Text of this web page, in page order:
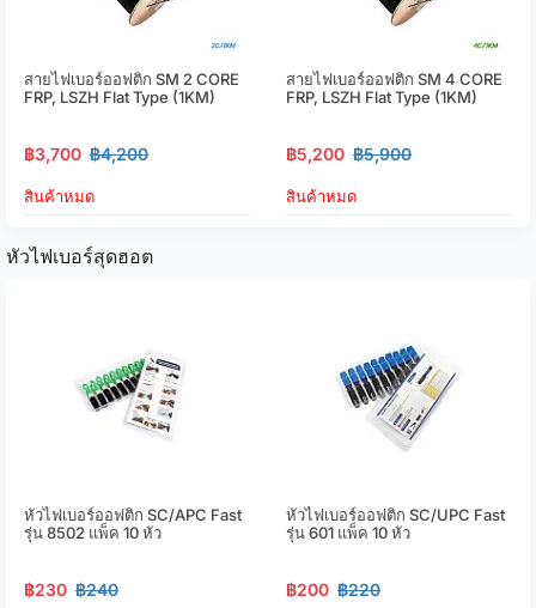
สายไฟเบอร์ออฟติก SM 2 CORE
FRP, LSZH Flat Type (1KM)
฿3,700 ฿4,200
สินค้าหมด
สายไฟเบอร์ออฟติก SM 4 CORE
FRP, LSZH Flat Type (1KM)
฿5,200 ฿5,900
สินค้าหมด
หัวไฟเบอร์สุดฮอต
หัวไฟเบอร์ออฟติก SC/APC Fast
รุ่น 8502 แพ็ค 10 หัว
฿230 ฿240
หัวไฟเบอร์ออฟติก SC/UPC Fast
รุ่น 601 แพ็ค 10 หัว
฿200 ฿220